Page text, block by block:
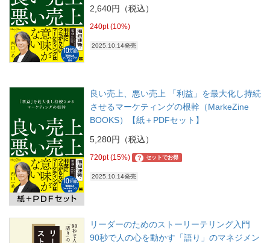
2,640円（税込）
240pt (10%)
2025.10.14発売
良い売上、悪い売上 「利益」を最大化し持続
させるマーケティングの根幹（MarkeZine
BOOKS）【紙＋PDFセット】
5,280円（税込）
720pt (15%) ? セットでお得
2025.10.14発売
リーダーのためのストーリーテリング入門
90秒で人の心を動かす「語り」のマネジメン